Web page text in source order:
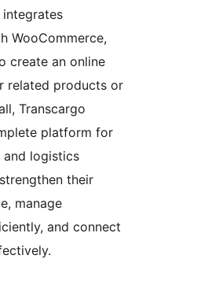
WooCommerce,
create an online
related products or
Transcargo
platform for
logistics
their
manage
and connect